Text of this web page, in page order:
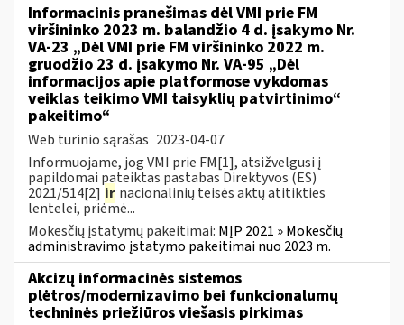
Informacinis pranešimas dėl VMI prie FM
viršininko 2023 m. balandžio 4 d. įsakymo Nr.
VA-23 „Dėl VMI prie FM viršininko 2022 m.
gruodžio 23 d. įsakymo Nr. VA-95 „Dėl
informacijos apie platformose vykdomas
veiklas teikimo VMI taisyklių patvirtinimo“
pakeitimo“
Web turinio sąrašas 2023-04-07
Informuojame, jog VMI prie FM[1], atsižvelgusi į
papildomai pateiktas pastabas Direktyvos (ES)
2021/514[2] ir nacionalinių teisės aktų atitikties
lentelei, priėmė...
Mokesčių įstatymų pakeitimai: MĮP 2021 » Mokesčių
administravimo įstatymo pakeitimai nuo 2023 m.
Akcizų informacinės sistemos
plėtros/modernizavimo bei funkcionalumų
techninės priežiūros viešasis pirkimas